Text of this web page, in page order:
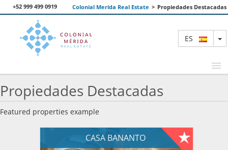
+52 999 499 0919 Colonial Merida Real Estate > Propiedades Destacadas
ES
PROPIEDADES DESTACADAS
BUSCAR
Propiedades Destacadas
Featured properties example
CASA BANANTO